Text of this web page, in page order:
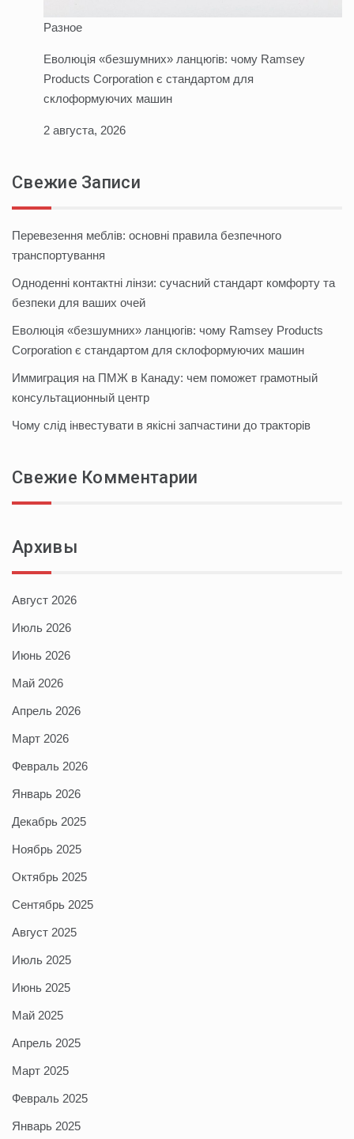
Разное
Еволюція «безшумних» ланцюгів: чому Ramsey
Products Corporation є стандартом для
склоформуючих машин
2 августа, 2026
Свежие Записи
Перевезення меблів: основні правила безпечного
транспортування
Одноденні контактні лінзи: сучасний стандарт комфорту та
безпеки для ваших очей
Еволюція «безшумних» ланцюгів: чому Ramsey Products
Corporation є стандартом для склоформуючих машин
Иммиграция на ПМЖ в Канаду: чем поможет грамотный
консультационный центр
Чому слід інвестувати в якісні запчастини до тракторів
Свежие Комментарии
Архивы
Август 2026
Июль 2026
Июнь 2026
Май 2026
Апрель 2026
Март 2026
Февраль 2026
Январь 2026
Декабрь 2025
Ноябрь 2025
Октябрь 2025
Сентябрь 2025
Август 2025
Июль 2025
Июнь 2025
Май 2025
Апрель 2025
Март 2025
Февраль 2025
Январь 2025